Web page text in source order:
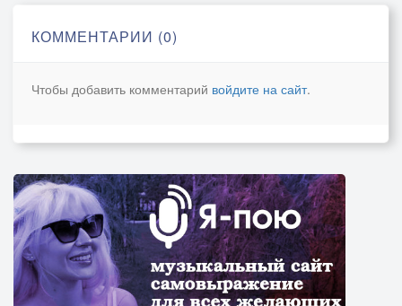
КОММЕНТАРИИ (0)
Чтобы добавить комментарий войдите на сайт.